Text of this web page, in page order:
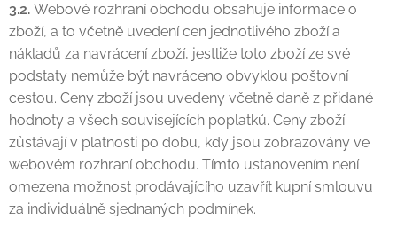
3.2. Webové rozhraní obchodu obsahuje informace o
zboží, a to včetně uvedení cen jednotlivého zboží a
nákladů za navrácení zboží, jestliže toto zboží ze své
podstaty nemůže být navráceno obvyklou poštovní
cestou. Ceny zboží jsou uvedeny včetně daně z přidané
hodnoty a všech souvisejících poplatků. Ceny zboží
zůstávají v platnosti po dobu, kdy jsou zobrazovány ve
webovém rozhraní obchodu. Tímto ustanovením není
omezena možnost prodávajícího uzavřít kupní smlouvu
za individuálně sjednaných podmínek.